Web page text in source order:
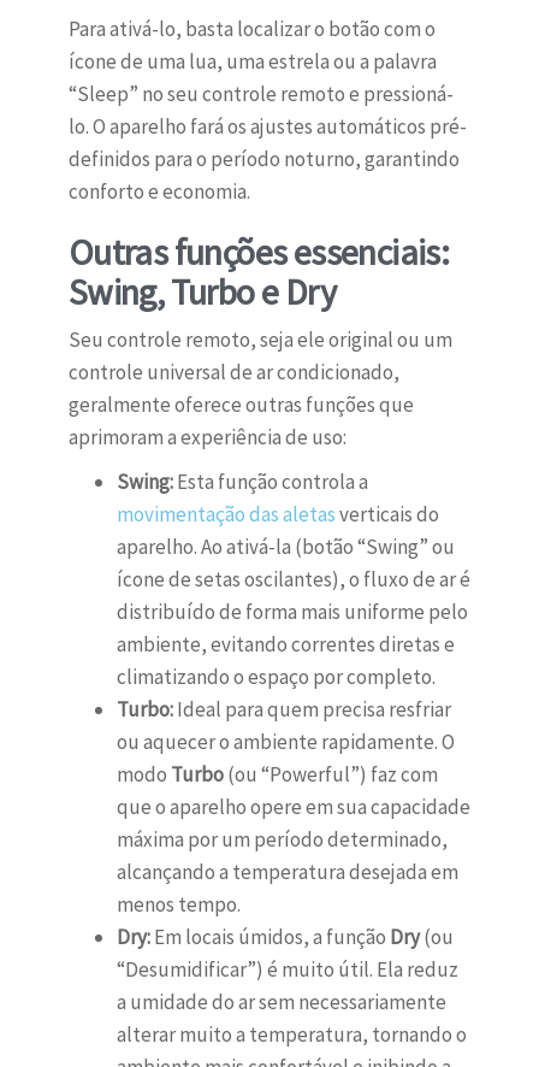
Para ativá-lo, basta localizar o botão com o
ícone de uma lua, uma estrela ou a palavra
“Sleep” no seu controle remoto e pressioná-
lo. O aparelho fará os ajustes automáticos pré-
definidos para o período noturno, garantindo
conforto e economia.
Outras funções essenciais:
Swing, Turbo e Dry
Seu controle remoto, seja ele original ou um
controle universal de ar condicionado,
geralmente oferece outras funções que
aprimoram a experiência de uso:
Swing:Esta função controla a
movimentação das aletasverticais do
aparelho. Ao ativá-la (botão “Swing” ou
ícone de setas oscilantes), o fluxo de ar é
distribuído de forma mais uniforme pelo
ambiente, evitando correntes diretas e
climatizando o espaço por completo.
Turbo:Ideal para quem precisa resfriar
ou aquecer o ambiente rapidamente. O
modo Turbo(ou “Powerful”) faz com
que o aparelho opere em sua capacidade
máxima por um período determinado,
alcançando a temperatura desejada em
menos tempo.
Dry:Em locais úmidos, a função Dry(ou
“Desumidificar”) é muito útil. Ela reduz
a umidade do ar sem necessariamente
alterar muito a temperatura, tornando o